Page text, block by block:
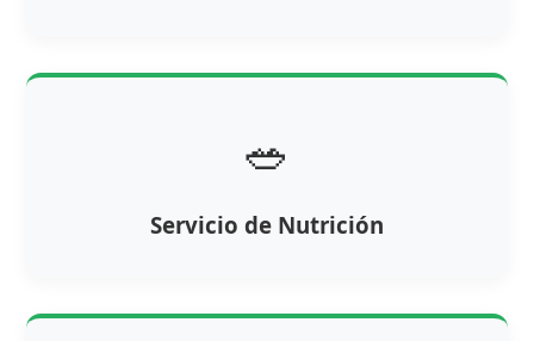
🥗
Servicio de Nutrición